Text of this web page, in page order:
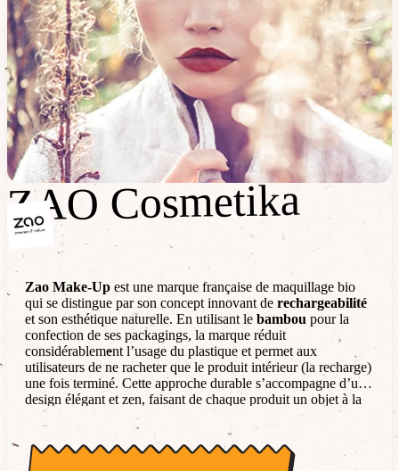
ZAO Cosmetika
Zao Make-Up est une marque française de maquillage bio
qui se distingue par son concept innovant de rechargeabilité
et son esthétique naturelle. En utilisant le bambou pour la
confection de ses packagings, la marque réduit
considérablement l’usage du plastique et permet aux
utilisateurs de ne racheter que le produit intérieur (la recharge)
une fois terminé. Cette approche durable s’accompagne d’un
design élégant et zen, faisant de chaque produit un objet à la
fois écologique et haut de gamme.
ZAO Cosmetika